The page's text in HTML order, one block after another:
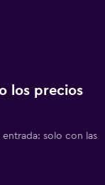
los precios
solo con las